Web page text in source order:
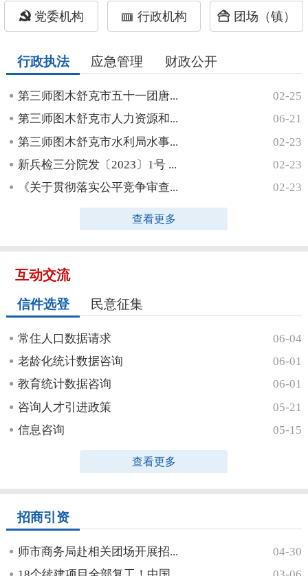
党委机构 行政机构 团场（镇）
行政执法 应急管理 财政公开
第三师图木舒克市五十一团唐...
02-25
第三师图木舒克市人力资源和...
06-21
第三师图木舒克市水利局水事...
02-23
新兵检三分院发〔2023〕1号 ...
02-23
《关于贯彻落实公平竞争审查...
02-23
查看更多
互动交流
信件选登 民意征集
常住人口数据请求
06-04
老龄化统计数据咨询
06-01
教育统计数据咨询
06-01
咨询人才引进政策
05-21
信息咨询
05-15
查看更多
招商引资
师市商务局赴相关团场开展招...
04-30